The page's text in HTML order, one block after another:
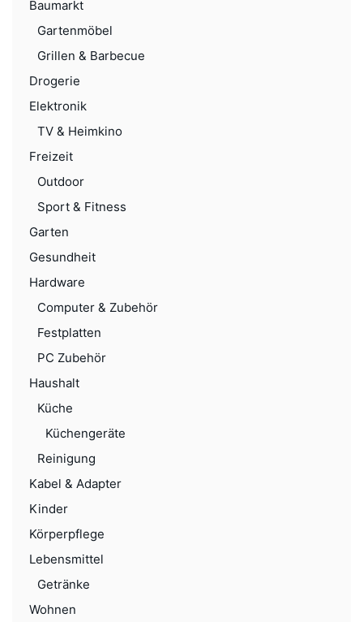
Baumarkt
Gartenmöbel
Grillen & Barbecue
Drogerie
Elektronik
TV & Heimkino
Freizeit
Outdoor
Sport & Fitness
Garten
Gesundheit
Hardware
Computer & Zubehör
Festplatten
PC Zubehör
Haushalt
Küche
Küchengeräte
Reinigung
Kabel & Adapter
Kinder
Körperpflege
Lebensmittel
Getränke
Wohnen